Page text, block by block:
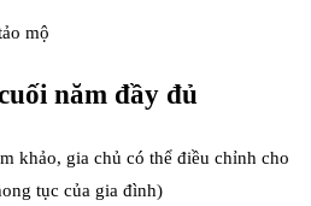
mộ
năm đầy đủ
khảo, gia chủ có thể điều chỉnh cho
tục của gia đình)